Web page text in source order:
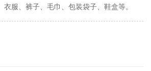
服、裤子、毛巾、包装袋子、鞋盒等。